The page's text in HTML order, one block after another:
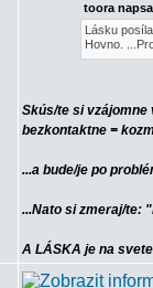
toora
Lásku
Hovno.
Skús/te si vzájomne
bezkontaktne =
...a bude/je po
...Nato si zmeraj/te:
A LÁSKA je na